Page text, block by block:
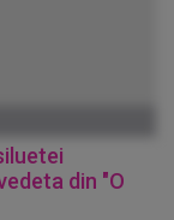
din "O